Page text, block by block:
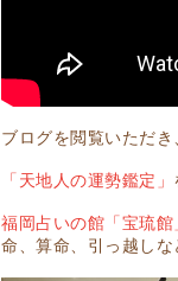
ブログを閲覧いただき
「天地人の運勢鑑定」
福岡占いの館「宝琉館
命、算命、引っ越しな